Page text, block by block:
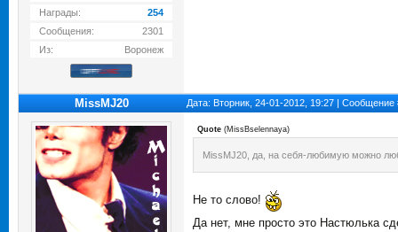
Награды:
254
Сообщения:
2301
Из:
Воронеж
MissMJ20 Дата: Вторник, 24-01-2012, 19:27 |
Quote (MissBselennaya)
MissMJ20, да, на себя-любимую можно
Не то слово!
Да нет, мне просто это Настюлька